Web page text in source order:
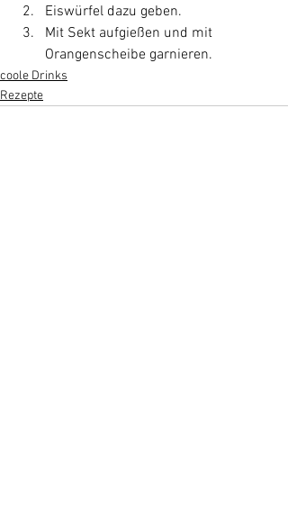
Eiswürfel dazu geben.
Mit Sekt aufgießen und mit
Orangenscheibe garnieren.
coole Drinks
Rezepte